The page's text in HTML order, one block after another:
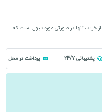
خرید، تنها در صورتی مورد قبول است که
پشتیباتی 24/7 پرداخت در محل